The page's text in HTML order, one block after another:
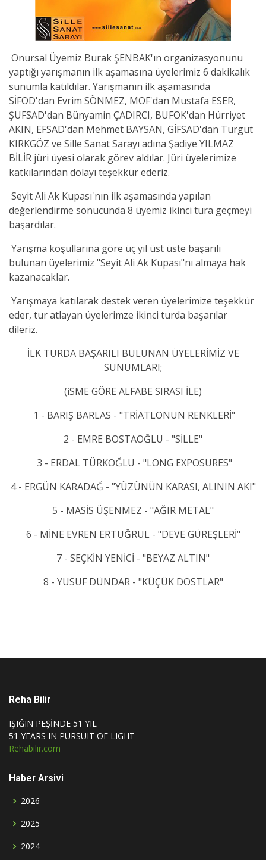
Onursal Üyemiz Burak ŞENBAK'ın organizasyonunu
yaptığı yarışmanın ilk aşamasına üyelerimiz 6 dakikalık
sunumla katıldılar. Yarışmanın ilk aşamasında
SİFOD'dan Evrim SÖNMEZ, MOF'dan Mustafa ESER,
ŞUFSAD'dan Bünyamin ÇADIRCI, BÜFOK'dan Hürriyet
AKIN, EFSAD'dan Mehmet BAYSAN, GİFSAD'dan Turgut
KIRKGÖZ ve Sille Sanat Sarayı adına Şadiye YILMAZ
BİLİR jüri üyesi olarak görev aldılar. Jüri üyelerimize
katkılarından dolayı teşekkür ederiz.
Seyit Ali Ak Kupası'nın ilk aşamasında yapılan
değerlendirme sonucunda 8 üyemiz ikinci tura geçmeyi
başardılar.
Yarışma koşullarına göre üç yıl üst üste başarılı
bulunan üyelerimiz "Seyit Ali Ak Kupası"nı almaya hak
kazanacaklar.
Yarışmaya katılarak destek veren üyelerimize teşekkür
eder, tur atlayan üyelerimze ikinci turda başarılar
dileriz.
İLK TURDA BAŞARILI BULUNAN ÜYELERİMİZ VE
SUNUMLARI;
(iSME GÖRE ALFABE SIRASI İLE)
1 - BARIŞ BARLAS - "TRİATLONUN RENKLERİ"
2 - EMRE BOSTAOĞLU - "SİLLE"
3 - ERDAL TÜRKOĞLU - "LONG EXPOSURES"
4 - ERGÜN KARADAĞ - "YÜZÜNÜN KARASI, ALININ AKI"
5 - MASİS ÜŞENMEZ - "AĞIR METAL"
6 - MİNE EVREN ERTUĞRUL - "DEVE GÜREŞLERİ"
7 - SEÇKİN YENİCİ - "BEYAZ ALTIN"
8 - YUSUF DÜNDAR - "KÜÇÜK DOSTLAR"
Reha Bilir
IŞIĞIN PEŞİNDE 51 YIL
51 YEARS IN PURSUIT OF LIGHT
Rehabilir.com
Haber Arsivi
2026
2025
2024